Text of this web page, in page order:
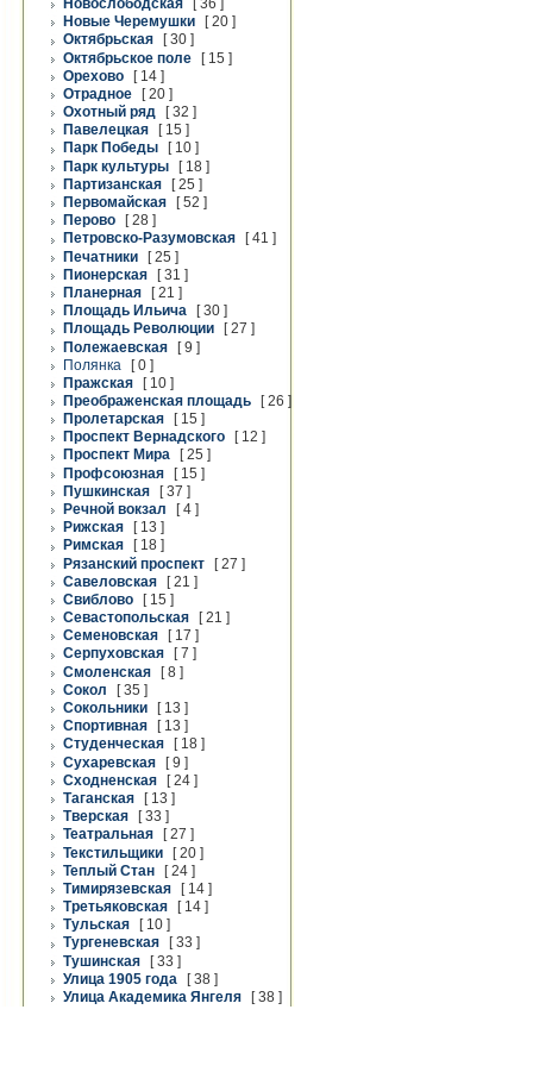
Новые Черемушки
[ 20 ]
Октябрьская
[ 30 ]
Октябрьское поле
[ 15 ]
Орехово
[ 14 ]
Отрадное
[ 20 ]
Охотный ряд
[ 32 ]
Павелецкая
[ 15 ]
Парк Победы
[ 10 ]
Парк культуры
[ 18 ]
Партизанская
[ 25 ]
Первомайская
[ 52 ]
Перово
[ 28 ]
Петровско-Разумовская
[ 41 ]
Печатники
[ 25 ]
Пионерская
[ 31 ]
Планерная
[ 21 ]
Площадь Ильича
[ 30 ]
Площадь Революции
[ 27 ]
Полежаевская
[ 9 ]
Полянка
[ 0 ]
Пражская
[ 10 ]
Преображенская площадь
[ 26 ]
Пролетарская
[ 15 ]
Проспект Вернадского
[ 12 ]
Проспект Мира
[ 25 ]
Профсоюзная
[ 15 ]
Пушкинская
[ 37 ]
Речной вокзал
[ 4 ]
Рижская
[ 13 ]
Римская
[ 18 ]
Рязанский проспект
[ 27 ]
Савеловская
[ 21 ]
Свиблово
[ 15 ]
Севастопольская
[ 21 ]
Семеновская
[ 17 ]
Серпуховская
[ 7 ]
Смоленская
[ 8 ]
Сокол
[ 35 ]
Сокольники
[ 13 ]
Спортивная
[ 13 ]
Студенческая
[ 18 ]
Сухаревская
[ 9 ]
Сходненская
[ 24 ]
Таганская
[ 13 ]
Тверская
[ 33 ]
Театральная
[ 27 ]
Текстильщики
[ 20 ]
Теплый Стан
[ 24 ]
Тимирязевская
[ 14 ]
Третьяковская
[ 14 ]
Тульская
[ 10 ]
Тургеневская
[ 33 ]
Тушинская
[ 33 ]
Улица 1905 года
[ 38 ]
Улица Академика Янгеля
[ 38 ]